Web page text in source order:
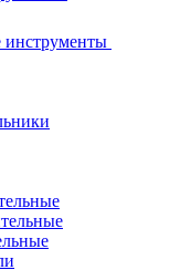
инструменты